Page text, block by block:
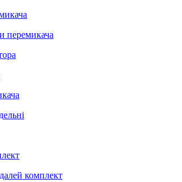
перемикача
комплект